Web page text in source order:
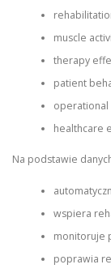
muscle
therapy
patient
operational
healthcare
Na podstawie
wspiera
monitoruje
poprawia